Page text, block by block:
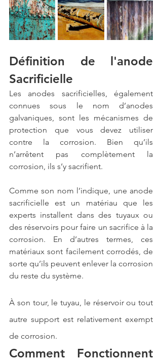
Définition de l'anode
Sacrificielle
Les anodes sacrificielles, également
connues sous le nom d’anodes
galvaniques, sont les mécanismes de
protection que vous devez utiliser
contre la corrosion. Bien qu’ils
n’arrêtent pas complètement la
corrosion, ils s’y sacrifient.
Comme son nom l’indique, une anode
sacrificielle est un matériau que les
experts installent dans des tuyaux ou
des réservoirs pour faire un sacrifice à la
corrosion. En d’autres termes, ces
matériaux sont facilement corrodés, de
sorte qu’ils peuvent enlever la corrosion
du reste du système.
À son tour, le tuyau, le réservoir ou tout
autre support est relativement exempt
de corrosion.
Comment Fonctionnent